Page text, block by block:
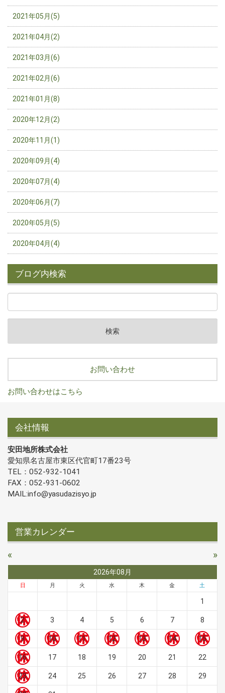
2021年05月(5)
2021年04月(2)
2021年03月(6)
2021年02月(6)
2021年01月(8)
2020年12月(2)
2020年11月(1)
2020年09月(4)
2020年07月(4)
2020年06月(7)
2020年05月(5)
2020年04月(4)
ブログ内検索
お問い合わせ
お問い合わせはこちら
会社情報
安田地所株式会社
愛知県名古屋市東区代官町17番23号
TEL：052-932-1041
FAX：052-931-0602
MAIL:info@yasudazisyo.jp
営業カレンダー
« »
2026年08月
日 月 火 水 木 金 土
1
2 3 4 5 6 7 8
9 10 11 12 13 14 15
16 17 18 19 20 21 22
23 24 25 26 27 28 29